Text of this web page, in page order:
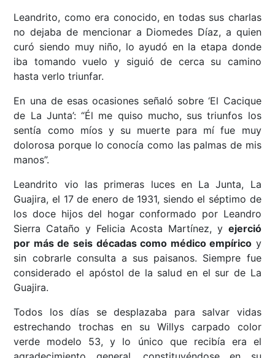
Leandrito, como era conocido, en todas sus charlas
no dejaba de mencionar a Diomedes Díaz, a quien
curó siendo muy niño, lo ayudó en la etapa donde
iba tomando vuelo y siguió de cerca su camino
hasta verlo triunfar.
En una de esas ocasiones señaló sobre ‘El Cacique
de La Junta’: “Él me quiso mucho, sus triunfos los
sentía como míos y su muerte para mí fue muy
dolorosa porque lo conocía como las palmas de mis
manos”.
Leandrito vio las primeras luces en La Junta, La
Guajira, el 17 de enero de 1931, siendo el séptimo de
los doce hijos del hogar conformado por Leandro
Sierra Cataño y Felicia Acosta Martínez, y ejerció
por más de seis décadas como médico empírico y
sin cobrarle consulta a sus paisanos. Siempre fue
considerado el apóstol de la salud en el sur de La
Guajira.
Todos los días se desplazaba para salvar vidas
estrechando trochas en su Willys carpado color
verde modelo 53, y lo único que recibía era el